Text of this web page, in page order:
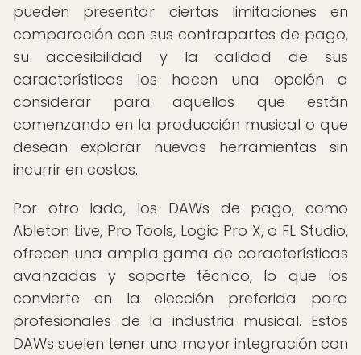
pueden presentar ciertas limitaciones en
comparación con sus contrapartes de pago,
su accesibilidad y la calidad de sus
características los hacen una opción a
considerar para aquellos que están
comenzando en la producción musical o que
desean explorar nuevas herramientas sin
incurrir en costos.
Por otro lado, los DAWs de pago, como
Ableton Live, Pro Tools, Logic Pro X, o FL Studio,
ofrecen una amplia gama de características
avanzadas y soporte técnico, lo que los
convierte en la elección preferida para
profesionales de la industria musical. Estos
DAWs suelen tener una mayor integración con